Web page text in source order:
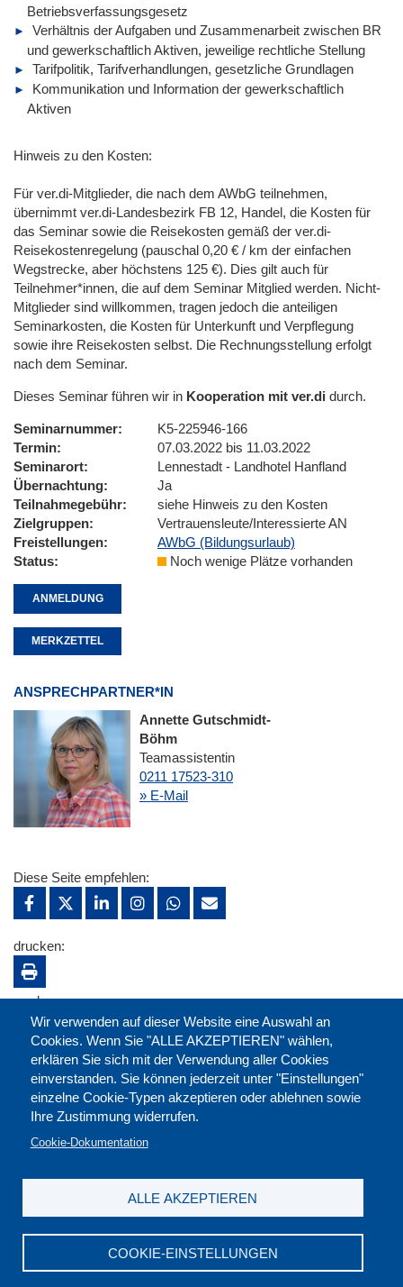
Betriebsverfassungsgesetz
Verhältnis der Aufgaben und Zusammenarbeit zwischen BR
und gewerkschaftlich Aktiven, jeweilige rechtliche Stellung
Tarifpolitik, Tarifverhandlungen, gesetzliche Grundlagen
Kommunikation und Information der gewerkschaftlich
Aktiven
Hinweis zu den Kosten:
Für ver.di-Mitglieder, die nach dem AWbG teilnehmen,
übernimmt ver.di-Landesbezirk FB 12, Handel, die Kosten für
das Seminar sowie die Reisekosten gemäß der ver.di-
Reisekostenregelung (pauschal 0,20 € / km der einfachen
Wegstrecke, aber höchstens 125 €). Dies gilt auch für
Teilnehmer*innen, die auf dem Seminar Mitglied werden. Nicht-
Mitglieder sind willkommen, tragen jedoch die anteiligen
Seminarkosten, die Kosten für Unterkunft und Verpflegung
sowie ihre Reisekosten selbst. Die Rechnungsstellung erfolgt
nach dem Seminar.
Dieses Seminar führen wir in Kooperation mit ver.di durch.
Seminarnummer
K5-225946-166
Termin
07.03.2022 bis 11.03.2022
Seminarort
Lennestadt - Landhotel Hanfland
Übernachtung
Ja
Teilnahmegebühr
siehe Hinweis zu den Kosten
Zielgruppen
Vertrauensleute/Interessierte AN
Freistellungen
AWbG (Bildungsurlaub)
Status
Noch wenige Plätze vorhanden
ANMELDUNG
MERKZETTEL
ANSPRECHPARTNER*IN
Annette Gutschmidt-
Böhm
Teamassistentin
0211 17523-310
» E-Mail
Wir verwenden auf dieser Website eine Auswahl an
Cookies. Wenn Sie "ALLE AKZEPTIEREN" wählen,
erklären Sie sich mit der Verwendung aller Cookies
einverstanden. Sie können jederzeit unter "Einstellungen"
einzelne Cookie-Typen akzeptieren oder ablehnen sowie
Ihre Zustimmung widerrufen.
Cookie-Dokumentation
COOKIE-EINSTELLUNGEN
ALLE AKZEPTIEREN
Diese Seite empfehlen:
drucken:
merken:
DGB-Bildungswerk NRW e.V. © 2026